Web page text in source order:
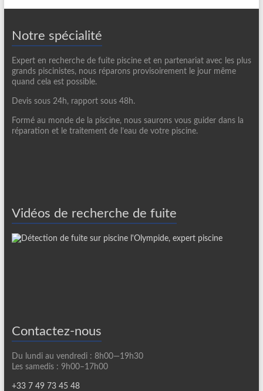
Notre spécialité
Expert en recherche de fuite piscine et en partenariat avec les plus
grands piscinistes, nous réparons provisoirement le jour même
quand cela est possible.
Devis sous 24h, rapport sous 48h.
Formé au monde de la piscine, nous saurons vous guider dans la
réparation et le traitement de l’eau de votre piscine.
Vidéos de recherche de fuite
Contactez-nous
Du lundi au vendredi : 8h00—19h30
Les samedis : 9h00–17h00
+33 7 49 73 45 48